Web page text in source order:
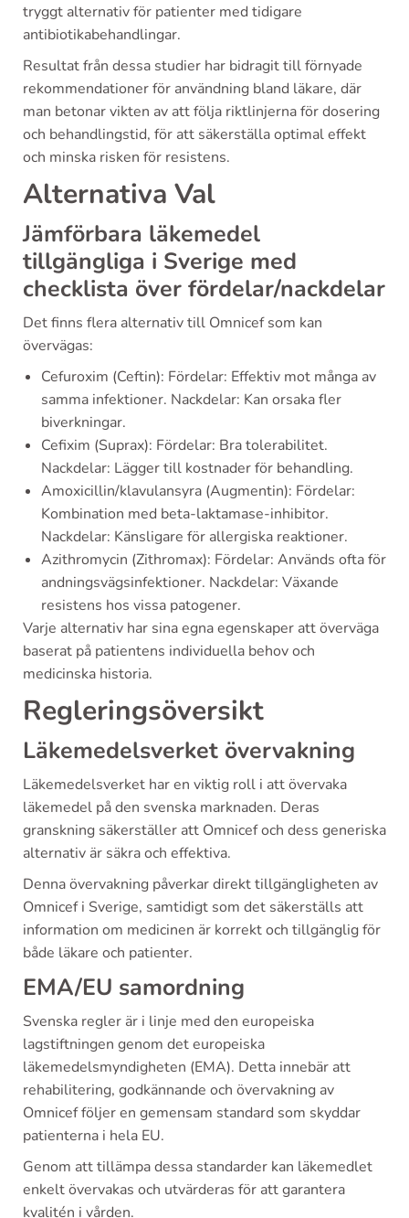
tryggt alternativ för patienter med tidigare
antibiotikabehandlingar.
Resultat från dessa studier har bidragit till förnyade
rekommendationer för användning bland läkare, där
man betonar vikten av att följa riktlinjerna för dosering
och behandlingstid, för att säkerställa optimal effekt
och minska risken för resistens.
Alternativa Val
Jämförbara läkemedel
tillgängliga i Sverige med
checklista över fördelar/nackdelar
Det finns flera alternativ till Omnicef som kan
övervägas:
Cefuroxim (Ceftin): Fördelar: Effektiv mot många av
samma infektioner. Nackdelar: Kan orsaka fler
biverkningar.
Cefixim (Suprax): Fördelar: Bra tolerabilitet.
Nackdelar: Lägger till kostnader för behandling.
Amoxicillin/klavulansyra (Augmentin): Fördelar:
Kombination med beta-laktamase-inhibitor.
Nackdelar: Känsligare för allergiska reaktioner.
Azithromycin (Zithromax): Fördelar: Används ofta för
andningsvägsinfektioner. Nackdelar: Växande
resistens hos vissa patogener.
Varje alternativ har sina egna egenskaper att överväga
baserat på patientens individuella behov och
medicinska historia.
Regleringsöversikt
Läkemedelsverket övervakning
Läkemedelsverket har en viktig roll i att övervaka
läkemedel på den svenska marknaden. Deras
granskning säkerställer att Omnicef och dess generiska
alternativ är säkra och effektiva.
Denna övervakning påverkar direkt tillgängligheten av
Omnicef i Sverige, samtidigt som det säkerställs att
information om medicinen är korrekt och tillgänglig för
både läkare och patienter.
EMA/EU samordning
Svenska regler är i linje med den europeiska
lagstiftningen genom det europeiska
läkemedelsmyndigheten (EMA). Detta innebär att
rehabilitering, godkännande och övervakning av
Omnicef följer en gemensam standard som skyddar
patienterna i hela EU.
Genom att tillämpa dessa standarder kan läkemedlet
enkelt övervakas och utvärderas för att garantera
kvalitén i vården.